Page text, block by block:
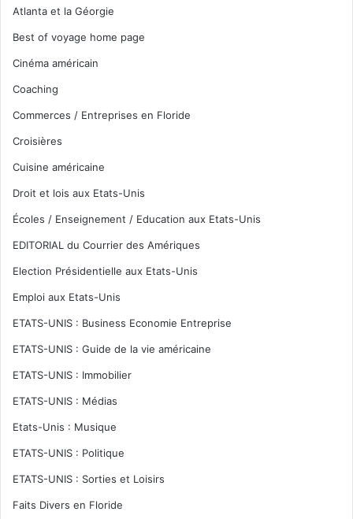
Atlanta et la Géorgie
Best of voyage home page
Cinéma américain
Coaching
Commerces / Entreprises en Floride
Croisières
Cuisine américaine
Droit et lois aux Etats-Unis
Écoles / Enseignement / Education aux Etats-Unis
EDITORIAL du Courrier des Amériques
Election Présidentielle aux Etats-Unis
Emploi aux Etats-Unis
ETATS-UNIS : Business Economie Entreprise
ETATS-UNIS : Guide de la vie américaine
ETATS-UNIS : Immobilier
ETATS-UNIS : Médias
Etats-Unis : Musique
ETATS-UNIS : Politique
ETATS-UNIS : Sorties et Loisirs
Faits Divers en Floride